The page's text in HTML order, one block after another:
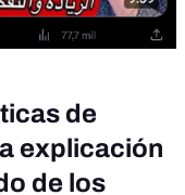
de
explicación
de los